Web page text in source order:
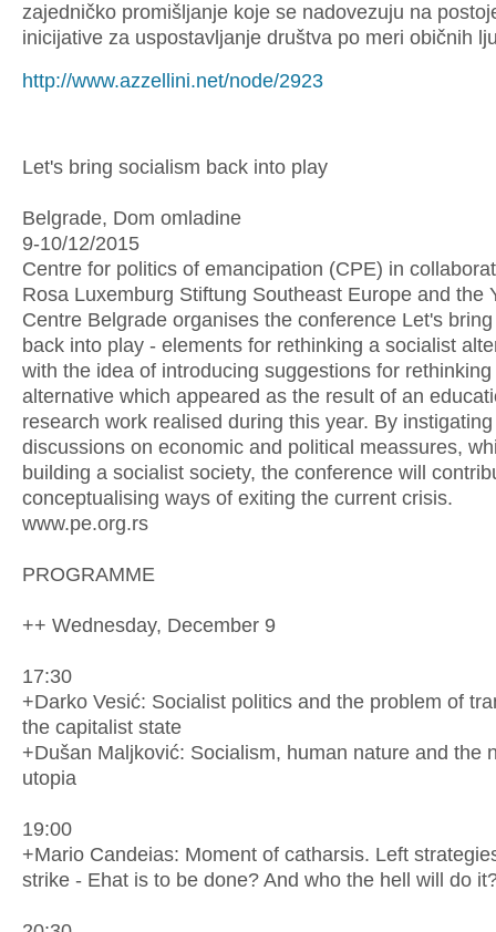
zajedničko promišljanje koje se nadovezuju na
inicijative za uspostavljanje društva po meri običnih
http://www.azzellini.net/node/2923
Let's bring socialism back into play
Belgrade, Dom omladine
9-10/12/2015
Centre for politics of emancipation (CPE) in
Rosa Luxemburg Stiftung Southeast Europe and the
Centre Belgrade organises the conference Let's
back into play - elements for rethinking a socialist
with the idea of introducing suggestions for
alternative which appeared as the result of an
research work realised during this year. By instigating
discussions on economic and political meassures,
building a socialist society, the conference will
conceptualising ways of exiting the current crisis.
www.pe.org.rs
PROGRAMME
++ Wednesday, December 9
17:30
+Darko Vesić: Socialist politics and the problem of
the capitalist state
+Dušan Maljković: Socialism, human nature and the
utopia
19:00
+Mario Candeias: Moment of catharsis. Left
strike - Ehat is to be done? And who the hell will do